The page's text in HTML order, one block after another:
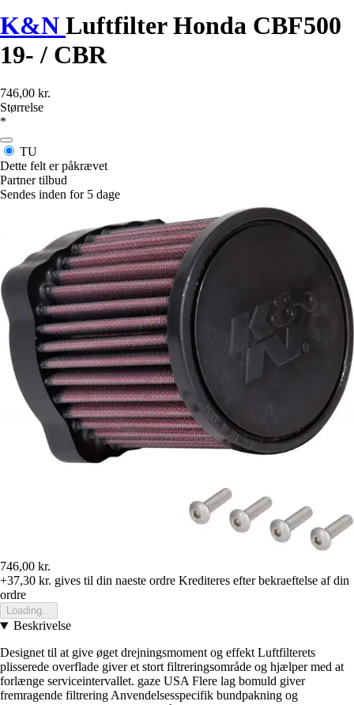
K&N Luftfilter Honda CBF500
19- / CBR
746,00 kr.
Størrelse
*
TU
Dette felt er påkrævet
Partner tilbud
Sendes inden for 5 dage
746,00 kr.
+37,30 kr. gives til din naeste ordre Krediteres efter bekraeftelse af din
ordre
Loading...
Beskrivelse
Designet til at give øget drejningsmoment og effekt Luftfilterets
plisserede overflade giver et stort filtreringsområde og hjælper med at
forlænge serviceintervallet. gaze USA Flere lag bomuld giver
fremragende filtrering Anvendelsesspecifik bundpakning og